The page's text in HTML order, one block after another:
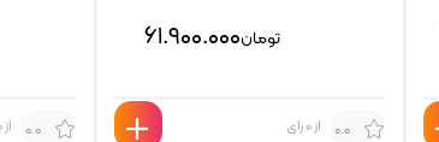
تومان۶۱.۹۰۰.۰۰۰
0.0 از 0 رای 0.0 از 0 رای